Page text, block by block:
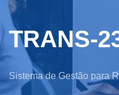
TRANS-
Sistema de Gestão para